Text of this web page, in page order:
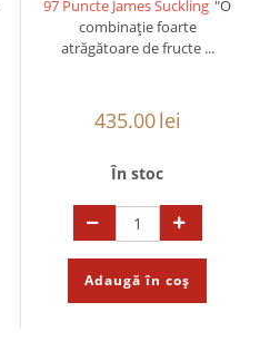
97 Puncte James Suckling "O
combinație foarte
atrăgătoare de fructe ...
435.00lei
În stoc
Adaugă în coș